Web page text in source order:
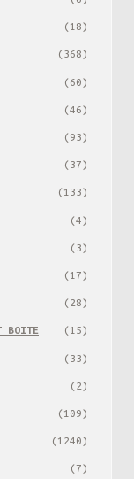
(18)
(368)
(60)
(46)
(93)
(37)
(133)
(4)
(3)
(17)
(28)
BOITE (15)
(33)
(2)
(109)
(1240)
(7)